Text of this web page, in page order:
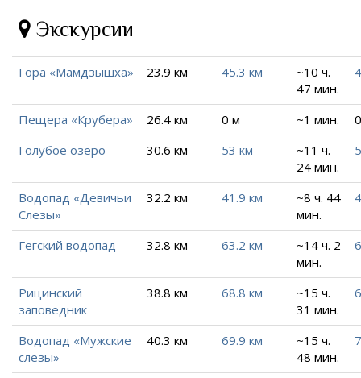
Экскурсии
Гора «Мамдзышха» 23.9 км 45.3 км
~10 ч.
47 мин.
Пещера «Крубера» 26.4 км 0 м ~1 мин.
Голубое озеро
30.6 км 53 км
~11 ч.
24 мин.
Водопад «Девичьи
Слезы»
32.2 км 41.9 км
~8 ч. 44
мин.
Гегский водопад 32.8 км 63.2 км
~14 ч. 2
мин.
Рицинский
заповедник
38.8 км 68.8 км
~15 ч.
31 мин.
Водопад «Мужские
слезы»
40.3 км 69.9 км
~15 ч.
48 мин.